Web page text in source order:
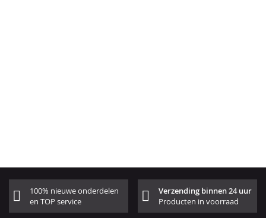
100% nieuwe onderdelen
en TOP service
Verzending binnen 24 uur
Producten in voorraad